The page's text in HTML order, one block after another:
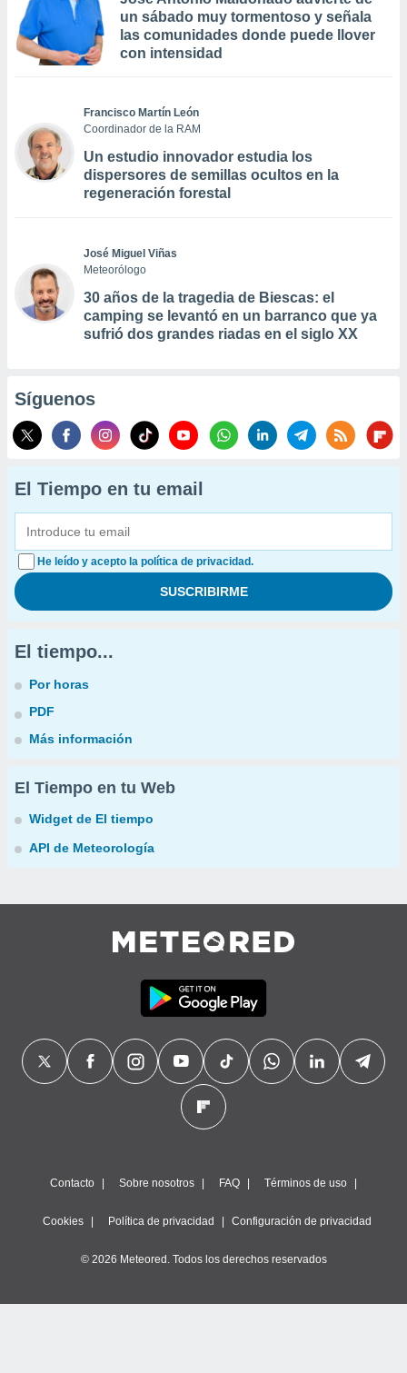
un sábado muy tormentoso y señala
las comunidades donde puede llover
con intensidad
Francisco Martín León
Coordinador de la RAM
Un estudio innovador estudia los
dispersores de semillas ocultos en la
regeneración forestal
José Miguel Viñas
Meteorólogo
30 años de la tragedia de Biescas: el
camping se levantó en un barranco que ya
sufrió dos grandes riadas en el siglo XX
Síguenos
El Tiempo en tu email
He leído y acepto la política de privacidad.
El tiempo...
Por horas
PDF
Más información
El Tiempo en tu Web
Widget de El tiempo
API de Meteorología
Contacto Sobre nosotros FAQ Términos de uso
Cookies Política de privacidad Configuración de privacidad
© 2026 Meteored. Todos los derechos reservados